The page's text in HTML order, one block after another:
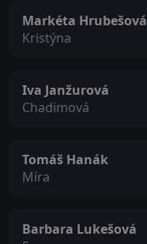
Markéta Hrubešová
Kristýna
Iva Janžurová
Chadimová
Tomáš Hanák
Míra
Barbara Lukešová